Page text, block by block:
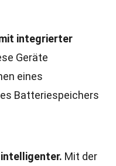
integrierter
Geräte
eines
Batteriespeichers
Mit der